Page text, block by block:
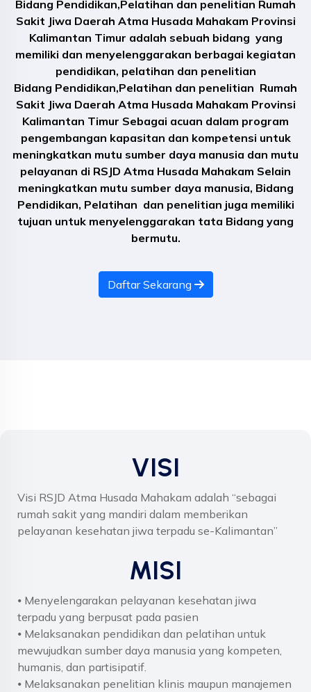
Bidang Pendidikan,Pelatihan dan penelitian Rumah
Sakit Jiwa Daerah Atma Husada Mahakam Provinsi
Kalimantan Timur adalah sebuah bidang yang
memiliki dan menyelenggarakan berbagai kegiatan
pendidikan, pelatihan dan penelitian
Bidang Pendidikan,Pelatihan dan penelitian Rumah
Sakit Jiwa Daerah Atma Husada Mahakam Provinsi
Kalimantan Timur Sebagai acuan dalam program
pengembangan kapasitan dan kompetensi untuk
meningkatkan mutu sumber daya manusia dan mutu
pelayanan di RSJD Atma Husada Mahakam Selain
meningkatkan mutu sumber daya manusia, Bidang
Pendidikan, Pelatihan dan penelitian juga memiliki
tujuan untuk menyelenggarakan tata Bidang yang
bermutu.
Daftar Sekarang
VISI
Visi RSJD Atma Husada Mahakam adalah “sebagai
rumah sakit yang mandiri dalam memberikan
pelayanan kesehatan jiwa terpadu se-Kalimantan”
MISI
⦁ Menyelengarakan pelayanan kesehatan jiwa
terpadu yang berpusat pada pasien
⦁ Melaksanakan pendidikan dan pelatihan untuk
mewujudkan sumber daya manusia yang kompeten,
humanis, dan partisipatif.
⦁ Melaksanakan penelitian klinis maupun manajemen